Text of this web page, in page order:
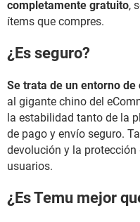
completamente gratuito,
ítems que compres.
¿Es seguro?
Se trata de un entorno
al gigante chino del
la estabilidad tanto de la
de pago y envío seguro.
devolución y la
usuarios.
¿Es Temu mejor